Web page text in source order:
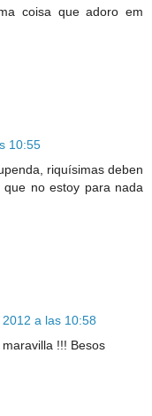
coisa que adoro em
10:55
riquísimas deben
no estoy para nada
a las 10:58
!!! Besos